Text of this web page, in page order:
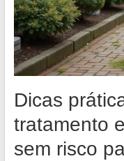
Dicas
tratamento
sem risco